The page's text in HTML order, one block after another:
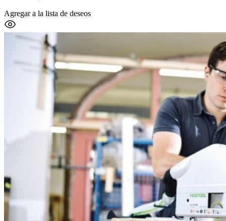
Agregar a la lista de deseos